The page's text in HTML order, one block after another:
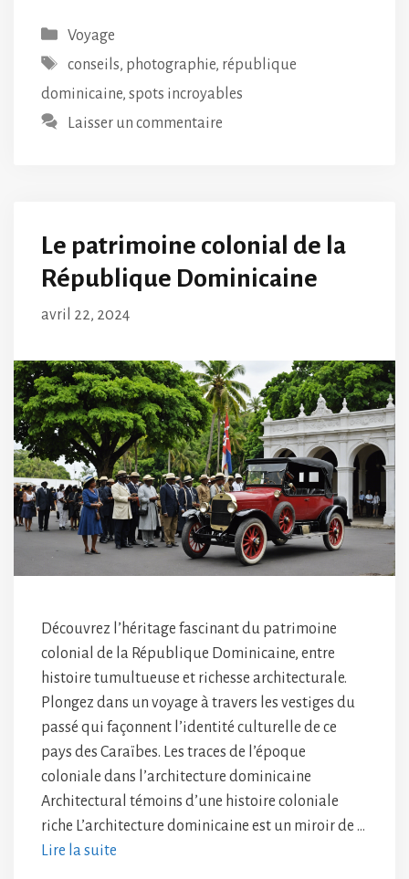
Catégories
Voyage
Étiquettes
conseils, photographie, république
dominicaine, spots incroyables
Laisser un commentaire
Le patrimoine colonial de la
République Dominicaine
avril 22, 2024
Découvrez l’héritage fascinant du patrimoine
colonial de la République Dominicaine, entre
histoire tumultueuse et richesse architecturale.
Plongez dans un voyage à travers les vestiges du
passé qui façonnent l’identité culturelle de ce
pays des Caraïbes. Les traces de l’époque
coloniale dans l’architecture dominicaine
Architectural témoins d’une histoire coloniale
riche L’architecture dominicaine est un miroir de …
Lire la suite